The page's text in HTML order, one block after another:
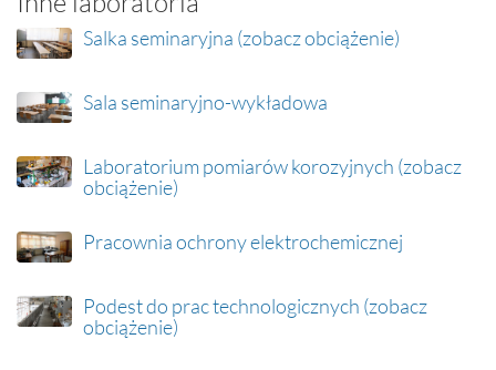
Salka seminaryjna (zobacz obciążenie)
Sala seminaryjno-wykładowa
Laboratorium pomiarów korozyjnych (zobacz
obciążenie)
Pracownia ochrony elektrochemicznej
Podest do prac technologicznych (zobacz
obciążenie)